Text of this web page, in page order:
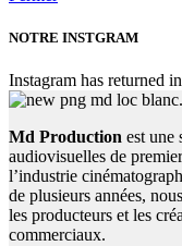
NOTRE INSTGRAM
Instagram has returned
Md Production est une
audiovisuelles de
l’industrie
de plusieurs années,
les producteurs et les
commerciaux.